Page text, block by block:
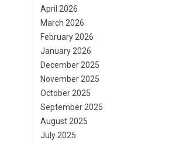
April 2026
March 2026
February 2026
January 2026
December 2025
November 2025
October 2025
September 2025
August 2025
July 2025